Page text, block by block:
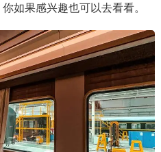
如果感兴趣也可以去看看。